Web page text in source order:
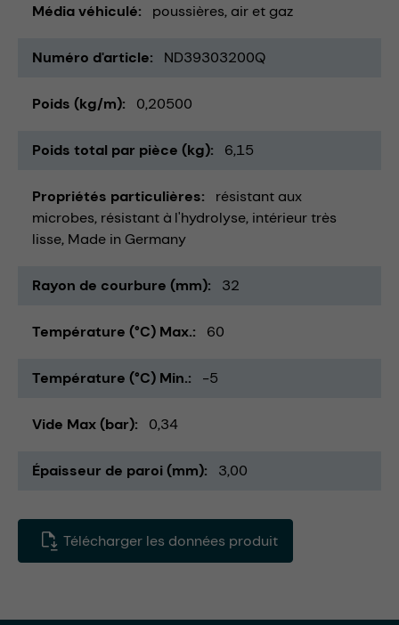
Média véhiculé poussières air et gaz
Numéro d'article ND39303200Q
Poids (kg/m) 0,20500
Poids total par pièce (kg) 6,15
Propriétés particulières
résistant aux
microbes résistant à l'hydrolyse intérieur très
lisse Made in Germany
Rayon de courbure (mm) 32
Température (°C) Max. 60
Température (°C) Min. -5
Vide Max (bar) 0,34
Épaisseur de paroi (mm) 3,00
Télécharger les données produit